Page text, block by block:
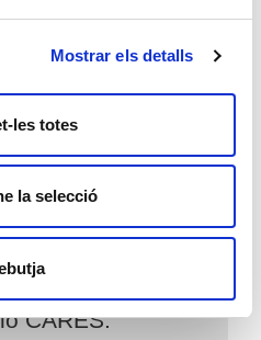
Mostrar els detalls
les totes
la selecció
amb un
està relacionada
per
CARES: